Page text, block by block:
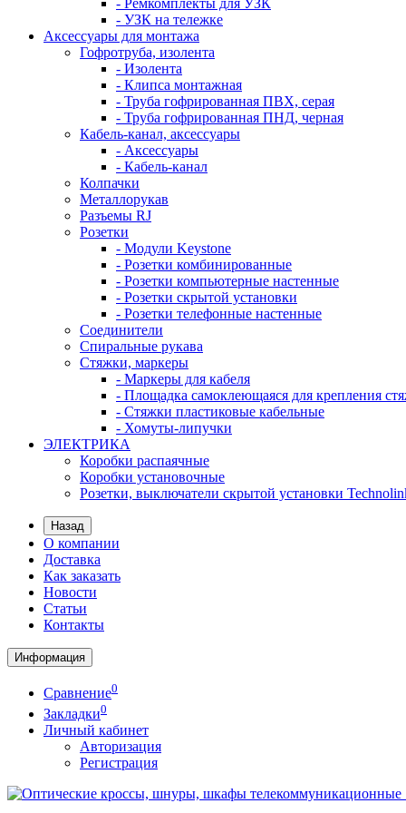
- Ремкомплекты для УЗК
- УЗК на тележке
Аксессуары для монтажа
Гофротруба, изолента
- Изолента
- Клипса монтажная
- Труба гофрированная ПВХ, серая
- Труба гофрированная ПНД, черная
Кабель-канал, аксессуары
- Аксессуары
- Кабель-канал
Колпачки
Металлорукав
Разъемы RJ
Розетки
- Модули Keystone
- Розетки комбинированные
- Розетки компьютерные настенные
- Розетки скрытой установки
- Розетки телефонные настенные
Соединители
Спиральные рукава
Стяжки, маркеры
- Маркеры для кабеля
- Площадка самоклеющаяся для крепления
- Стяжки пластиковые кабельные
- Хомуты-липучки
ЭЛЕКТРИКА
Коробки распаячные
Коробки установочные
Розетки, выключатели скрытой установки
Назад
О компании
Доставка
Как заказать
Новости
Статьи
Контакты
Информация
Сравнение0
Закладки0
Личный кабинет
Авторизация
Регистрация